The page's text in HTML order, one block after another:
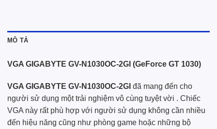
MÔ TẢ
VGA GIGABYTE GV-N1030OC-2GI (GeForce GT 1030)
VGA GIGABYTE GV-N1030OC-2GI đã mang đến cho
người sử dụng một trải nghiệm vô cùng tuyệt vời . Chiếc
VGA này rất phù hợp với người sử dụng không cần nhiều
đến hiệu năng cũng như phòng game hoặc những bộ